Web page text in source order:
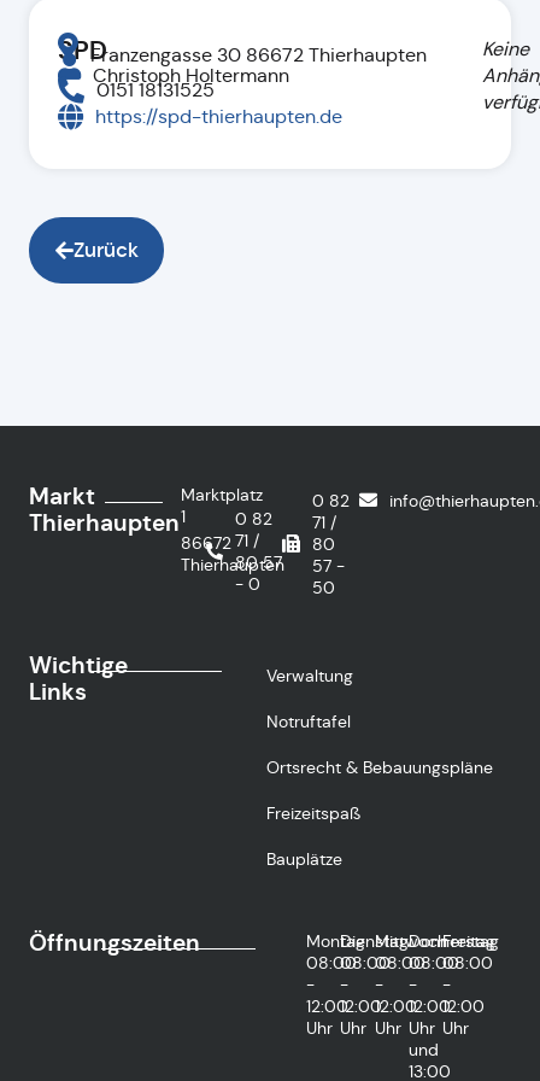
SPDFranzengasse 30 86672 Thierhaupten
Christoph Holtermann
0151 18131525
https://spd-thierhaupten.de
Keine
Zurück
Markt
Thierhaupten
Marktplatz
1
86672
Thierhaupten
0 82
71 /
80 57
- 0
0 82
71 /
80
57 -
50
Wichtige
Links
Verwaltung
Notruftafel
Ortsrecht & Bebauungspläne
Freizeitspaß
Bauplätze
Öffnungszeiten
Montag
08:00
-
12:00
Uhr
Dienstag
08:00
-
12:00
Uhr
Mittwoch
08:00
-
12:00
Uhr
Donnerstag
08:00
-
12:00
Uhr
und
13:00
Freitag
08:00
-
12:00
Uhr